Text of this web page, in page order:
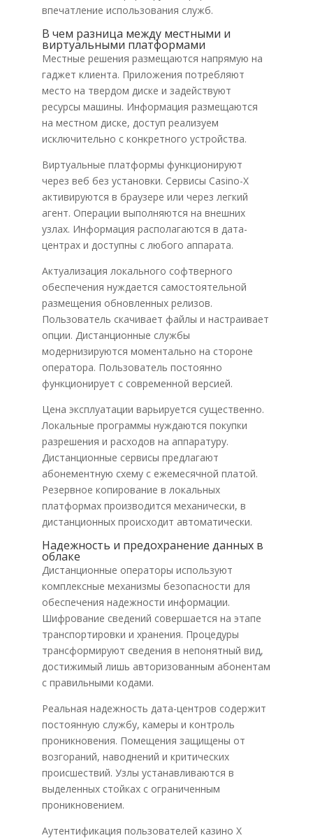
впечатление использования служб.
В чем разница между местными и
виртуальными платформами
Местные решения размещаются напрямую на
гаджет клиента. Приложения потребляют
место на твердом диске и задействуют
ресурсы машины. Информация размещаются
на местном диске, доступ реализуем
исключительно с конкретного устройства.
Виртуальные платформы функционируют
через веб без установки. Сервисы Casino-X
активируются в браузере или через легкий
агент. Операции выполняются на внешних
узлах. Информация располагаются в дата-
центрах и доступны с любого аппарата.
Актуализация локального софтверного
обеспечения нуждается самостоятельной
размещения обновленных релизов.
Пользователь скачивает файлы и настраивает
опции. Дистанционные службы
модернизируются моментально на стороне
оператора. Пользователь постоянно
функционирует с современной версией.
Цена эксплуатации варьируется существенно.
Локальные программы нуждаются покупки
разрешения и расходов на аппаратуру.
Дистанционные сервисы предлагают
абонементную схему с ежемесячной платой.
Резервное копирование в локальных
платформах производится механически, в
дистанционных происходит автоматически.
Надежность и предохранение данных в
облаке
Дистанционные операторы используют
комплексные механизмы безопасности для
обеспечения надежности информации.
Шифрование сведений совершается на этапе
транспортировки и хранения. Процедуры
трансформируют сведения в непонятный вид,
достижимый лишь авторизованным абонентам
с правильными кодами.
Реальная надежность дата-центров содержит
постоянную службу, камеры и контроль
проникновения. Помещения защищены от
возгораний, наводнений и критических
происшествий. Узлы устанавливаются в
выделенных стойках с ограниченным
проникновением.
Аутентификация пользователей казино Х